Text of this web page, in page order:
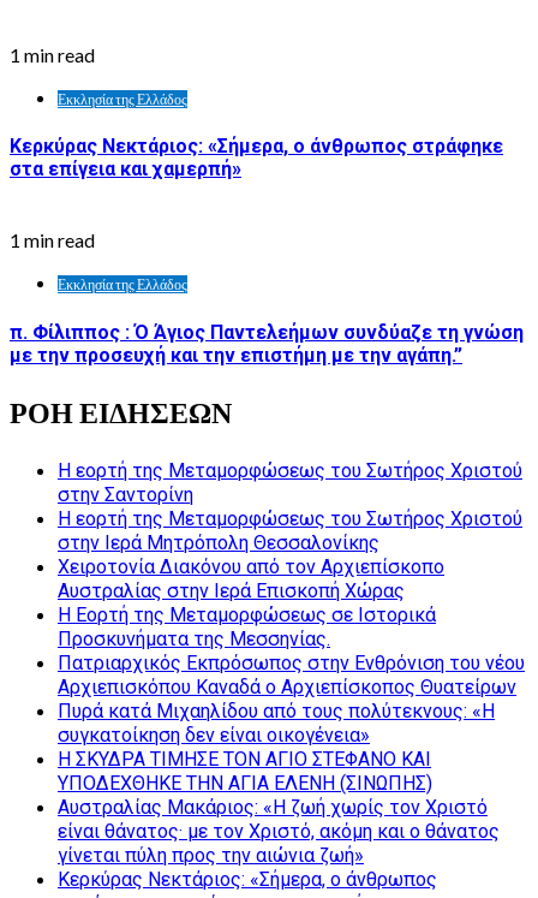
1 min read
Εκκλησία της Ελλάδος
Κερκύρας Νεκτάριος: «Σήμερα, ο άνθρωπος στράφηκε
στα επίγεια και χαμερπή»
1 min read
Εκκλησία της Ελλάδος
π. Φίλιππος : Ό Άγιος Παντελεήμων συνδύαζε τη γνώση
με την προσευχή και την επιστήμη με την αγάπη.”
ΡΟΗ ΕΙΔΗΣΕΩΝ
Η εορτή της Μεταμορφώσεως του Σωτήρος Χριστού
στην Σαντορίνη
Η εορτή της Μεταμορφώσεως του Σωτήρος Χριστού
στην Ιερά Μητρόπολη Θεσσαλονίκης
Χειροτονία Διακόνου από τον Αρχιεπίσκοπο
Αυστραλίας στην Ιερά Επισκοπή Χώρας
Η Εορτή της Μεταμορφώσεως σε Ιστορικά
Προσκυνήματα της Μεσσηνίας.
Πατριαρχικός Εκπρόσωπος στην Ενθρόνιση του νέου
Αρχιεπισκόπου Καναδά ο Αρχιεπίσκοπος Θυατείρων
Πυρά κατά Μιχαηλίδου από τους πολύτεκνους: «Η
συγκατοίκηση δεν είναι οικογένεια»
Η ΣΚΥΔΡΑ ΤΙΜΗΣΕ ΤΟΝ ΑΓΙΟ ΣΤΕΦΑΝΟ ΚΑΙ
ΥΠΟΔΕΧΘΗΚΕ ΤΗΝ ΑΓΙΑ ΕΛΕΝΗ (ΣΙΝΩΠΗΣ)
Αυστραλίας Μακάριος: «Η ζωή χωρίς τον Χριστό
είναι θάνατος· με τον Χριστό, ακόμη και ο θάνατος
γίνεται πύλη προς την αιώνια ζωή»
Κερκύρας Νεκτάριος: «Σήμερα, ο άνθρωπος